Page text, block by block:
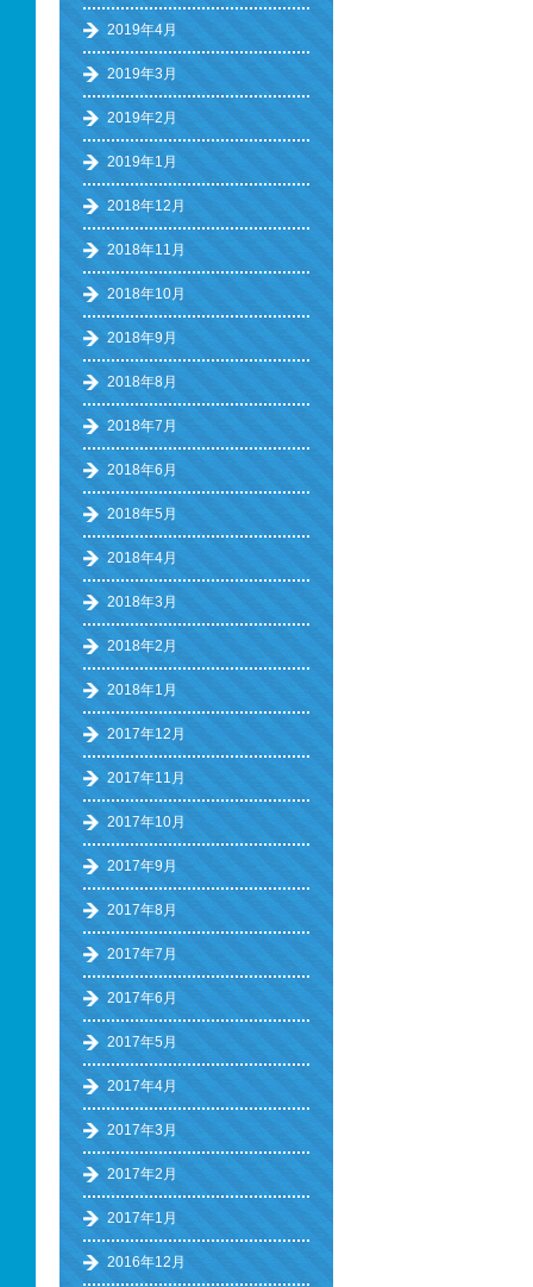
2019年4月
2019年3月
2019年2月
2019年1月
2018年12月
2018年11月
2018年10月
2018年9月
2018年8月
2018年7月
2018年6月
2018年5月
2018年4月
2018年3月
2018年2月
2018年1月
2017年12月
2017年11月
2017年10月
2017年9月
2017年8月
2017年7月
2017年6月
2017年5月
2017年4月
2017年3月
2017年2月
2017年1月
2016年12月